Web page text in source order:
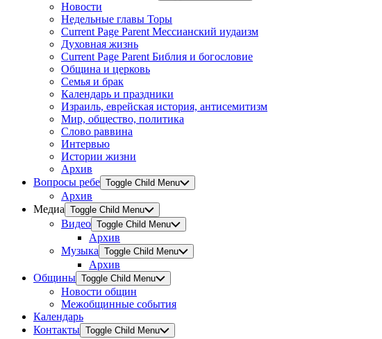
Новости
Недельные главы Торы
Current Page Parent Мессианский иудаизм
Духовная жизнь
Current Page Parent Библия и богословие
Община и церковь
Семья и брак
Календарь и праздники
Израиль, еврейская история, антисемитизм
Мир, общество, политика
Слово раввина
Интервью
Истории жизни
Архив
Вопросы ребе Toggle Child Menu
Архив
Медиа Toggle Child Menu
Видео Toggle Child Menu
Архив
Музыка Toggle Child Menu
Архив
Общины Toggle Child Menu
Новости общин
Межобщинные события
Календарь
Контакты Toggle Child Menu